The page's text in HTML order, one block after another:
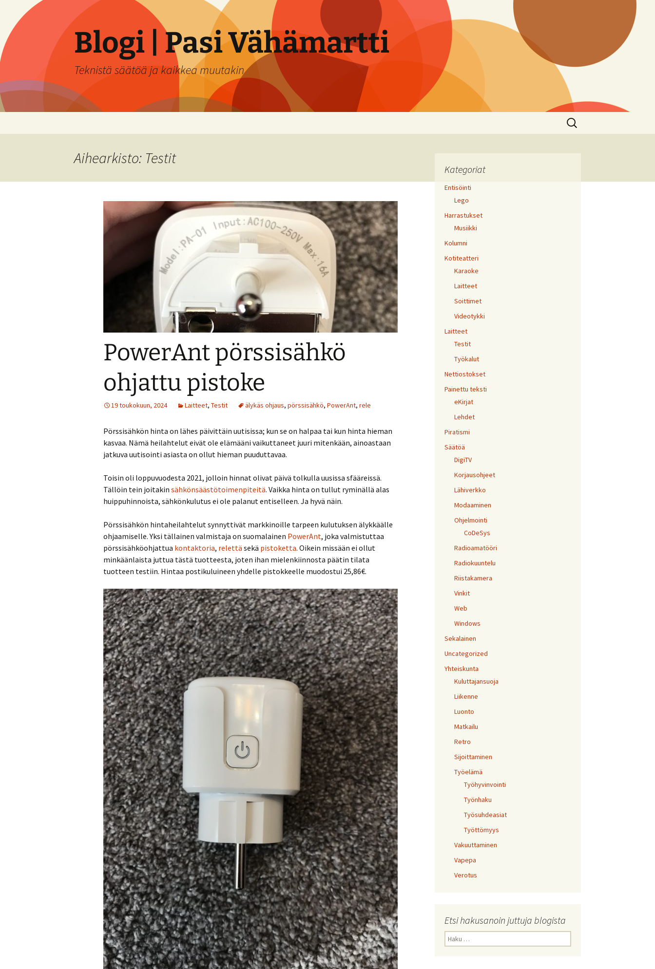
sisältöön
Blogi | Pasi Vähämartti
Teknistä säätöä ja kaikkea muutakin
Haku:
Aihearkisto: Testit
PowerAnt pörssisähkö
ohjattu pistoke
19 toukokuun, 2024 Laitteet, Testit älykäs ohjaus, pörssisähkö, PowerAnt, rele
Pörssisähkön hinta on lähes päivittäin uutisissa; kun se on halpaa tai kun hinta hieman
kasvaa. Nämä heilahtelut eivät ole elämääni vaikuttaneet juuri mitenkään, ainoastaan
jatkuva uutisointi asiasta on ollut hieman puuduttavaa.
Toisin oli loppuvuodesta 2021, jolloin hinnat olivat päivä tolkulla uusissa sfääreissä.
Tällöin tein joitakin sähkönsäästötoimenpiteitä. Vaikka hinta on tullut ryminällä alas
huippuhinnoista, sähkönkulutus ei ole palanut entiselleen. Ja hyvä näin.
Pörssisähkön hintaheilahtelut synnyttivät markkinoille tarpeen kulutuksen älykkäälle
ohjaamiselle. Yksi tällainen valmistaja on suomalainen PowerAnt, joka valmistuttaa
pörssisähköohjattua kontaktoria, relettä sekä pistoketta. Oikein missään ei ollut
minkäänlaista juttua tästä tuotteesta, joten ihan mielenkiinnosta päätin tilata
tuotteen testiin. Hintaa postikuluineen yhdelle pistokkeelle muodostui 25,86€.
Kategoriat
Entisöinti
Lego
Harrastukset
Musiikki
Kolumni
Kotiteatteri
Karaoke
Laitteet
Soittimet
Videotykki
Laitteet
Testit
Työkalut
Nettiostokset
Painettu teksti
eKirjat
Lehdet
Piratismi
Säätöä
DigiTV
Korjausohjeet
Lähiverkko
Modaaminen
Ohjelmointi
CoDeSys
Radioamatööri
Radiokuuntelu
Riistakamera
Vinkit
Web
Windows
Sekalainen
Uncategorized
Yhteiskunta
Kuluttajansuoja
Liikenne
Luonto
Matkailu
Retro
Sijoittaminen
Työelämä
Työhyvinvointi
Työnhaku
Työsuhdeasiat
Työttömyys
Vakuuttaminen
Vapepa
Verotus
Etsi hakusanoin juttuja blogista
Haku: